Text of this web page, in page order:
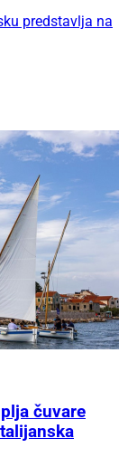
predstavlja na
čuvare